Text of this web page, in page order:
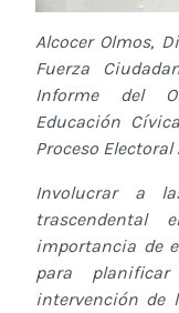
Alcocer Olmos,
Fuerza
Informe del
Educación
Proceso Electoral
Involucrar a
importancia de
para
intervención de